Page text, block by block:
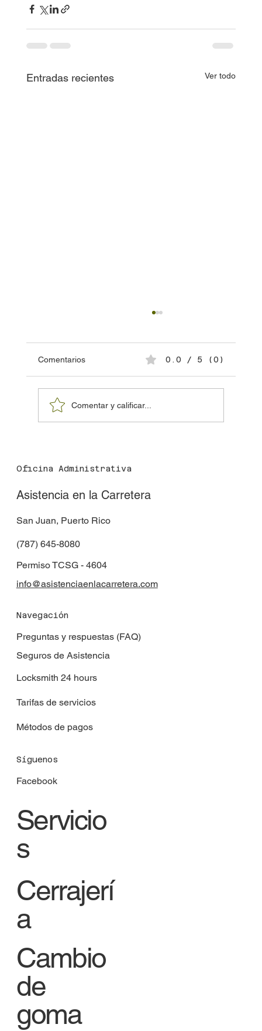
Entradas recientes Ver todo
Comentarios 0.0 / 5 (0)
Comentar y calificar...
Oficina Administrativa
Asistencia en la Carretera
Permiso TCSG - 4604
San Juan, Puerto Rico
(787) 645-8080
info@asistenciaenlacarretera.com
Navegación
Preguntas y respuestas (FAQ)
Seguros de Asistencia
Locksmith 24 hours
Tarifas de servicios
Métodos de pagos
Síguenos
Facebook
Servicio
s
Cerrajerí
a
Cambio
de
goma